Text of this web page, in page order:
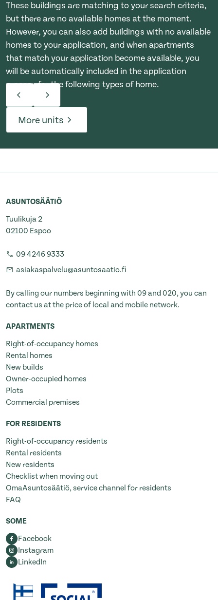
These buildings are matching to your search criteria,
but there are no available homes at the moment.
However, you can also add buildings with no available
homes to your application, and when apartments
that match your application become available, you
will be automatically included in the application
process for the following types of home.
More units
ASUNTOSÄÄTIÖ
Tuulikuja 2
02100 Espoo
09 4246 9333
asiakaspalvelu@asuntosaatio.fi
By calling our numbers beginning with 09 and 020, you can
contact us at the price of local and mobile network.
APARTMENTS
Right-of-occupancy homes
Rental homes
New builds
Owner-occupied homes
Plots
Commercial premises
FOR RESIDENTS
Right-of-occupancy residents
Rental residents
New residents
Checklist when moving out
OmaAsuntosäätiö, service channel for residents
FAQ
SOME
Facebook
Instagram
LinkedIn